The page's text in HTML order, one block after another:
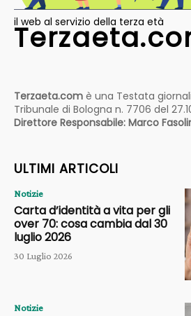
il web al servizio della terza età
Terzaeta.com è una Testata
Tribunale di Bologna n. 7706 del
Direttore Responsabile: Marco
ULTIMI ARTICOLI
Notizie
Carta d’identità a vita per gli
over 70: cosa cambia dal 30
luglio 2026
30 Luglio 2026
Notizie